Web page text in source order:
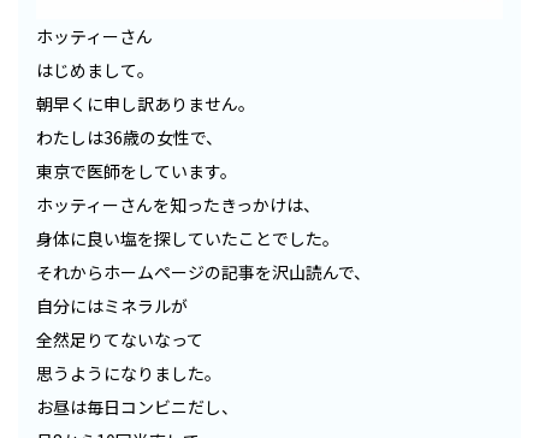
ホッティーさん
はじめまして。
朝早くに申し訳ありません。
わたしは36歳の女性で、
東京で医師をしています。
ホッティーさんを知ったきっかけは、
身体に良い塩を探していたことでした。
それからホームページの記事を沢山読んで、
自分にはミネラルが
全然足りてないなって
思うようになりました。
お昼は毎日コンビニだし、